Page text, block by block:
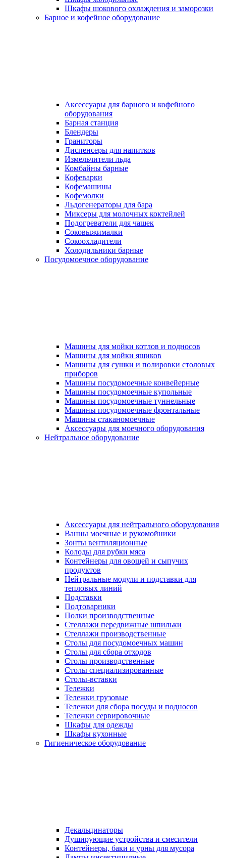
Шкафы шокового охлаждения и заморозки
Барное и кофейное оборудование
Аксессуары для барного и кофейного
оборудования
Барная станция
Блендеры
Граниторы
Диспенсеры для напитков
Измельчители льда
Комбайны барные
Кофеварки
Кофемашины
Кофемолки
Льдогенераторы для бара
Миксеры для молочных коктейлей
Подогреватели для чашек
Соковыжималки
Сокоохладители
Холодильники барные
Посудомоечное оборудование
Машины для мойки котлов и подносов
Машины для мойки ящиков
Машины для сушки и полировки столовых
приборов
Машины посудомоечные конвейерные
Машины посудомоечные купольные
Машины посудомоечные туннельные
Машины посудомоечные фронтальные
Машины стаканомоечные
Аксессуары для моечного оборудования
Нейтральное оборудование
Аксессуары для нейтрального оборудования
Ванны моечные и рукомойники
Зонты вентиляционные
Колоды для рубки мяса
Контейнеры для овощей и сыпучих
продуктов
Нейтральные модули и подставки для
тепловых линий
Подставки
Подтоварники
Полки производственные
Стеллажи передвижные шпильки
Стеллажи производственные
Столы для посудомоечных машин
Столы для сбора отходов
Столы производственные
Столы специализированные
Столы-вставки
Тележки
Тележки грузовые
Тележки для сбора посуды и подносов
Тележки сервировочные
Шкафы для одежды
Шкафы кухонные
Гигиеническое оборудование
Декальцинаторы
Душирующие устройства и смесители
Контейнеры, баки и урны для мусора